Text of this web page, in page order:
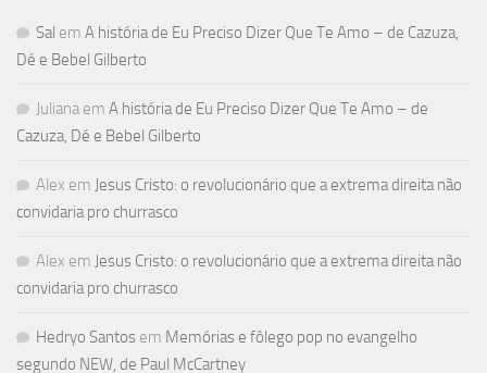
Sal em A história de Eu Preciso Dizer Que Te Amo – de Cazuza,
Dé e Bebel Gilberto
Juliana em A história de Eu Preciso Dizer Que Te Amo – de
Cazuza, Dé e Bebel Gilberto
Alex em Jesus Cristo: o revolucionário que a extrema direita não
convidaria pro churrasco
Alex em Jesus Cristo: o revolucionário que a extrema direita não
convidaria pro churrasco
Hedryo Santos em Memórias e fôlego pop no evangelho
segundo NEW, de Paul McCartney